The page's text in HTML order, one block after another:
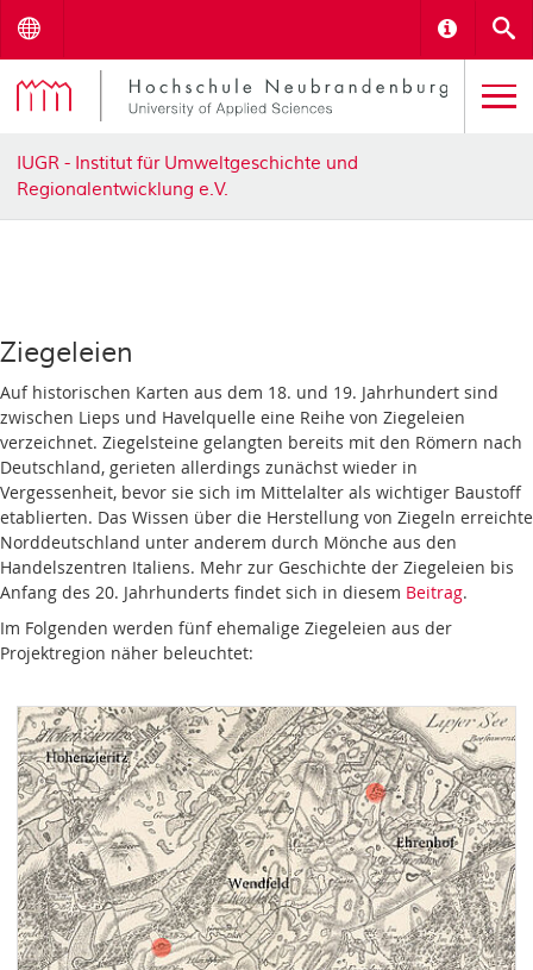
IUGR - Institut für Umweltgeschichte und
Regionalentwicklung e.V.
Ziegeleien
Auf historischen Karten aus dem 18. und 19. Jahrhundert sind
zwischen Lieps und Havelquelle eine Reihe von Ziegeleien
verzeichnet. Ziegelsteine gelangten bereits mit den Römern nach
Deutschland, gerieten allerdings zunächst wieder in
Vergessenheit, bevor sie sich im Mittelalter als wichtiger Baustoff
etablierten. Das Wissen über die Herstellung von Ziegeln erreichte
Norddeutschland unter anderem durch Mönche aus den
Handelszentren Italiens. Mehr zur Geschichte der Ziegeleien bis
Anfang des 20. Jahrhunderts findet sich in diesem Beitrag.
Im Folgenden werden fünf ehemalige Ziegeleien aus der
Projektregion näher beleuchtet: